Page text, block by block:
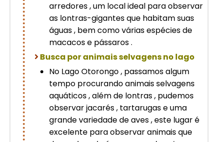
arredores , um local ideal para observar
as lontras-gigantes que habitam suas
águas , bem como várias espécies de
macacos e pássaros .
Busca por animais selvagens no lago
No Lago Otorongo , passamos algum
tempo procurando animais selvagens
aquáticos , além de lontras , pudemos
observar jacarés , tartarugas e uma
grande variedade de aves , este lugar é
excelente para observar animais que